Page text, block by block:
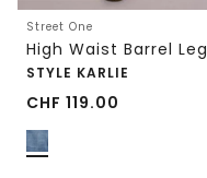
Street One
STYLE KARLIE
CHF 119.00